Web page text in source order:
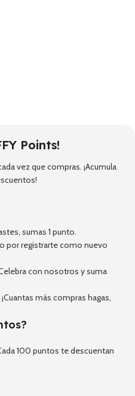
Points!
vez que compras. ¡Acumula
sumas 1 punto.
por registrarte como nuevo
con nosotros y suma
¡Cuantas más compras hagas,
100 puntos te descuentan